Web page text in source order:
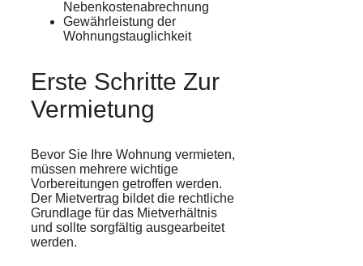
Nebenkostenabrechnung
Gewährleistung der
Wohnungstauglichkeit
Erste Schritte Zur
Vermietung
Bevor Sie Ihre Wohnung vermieten,
müssen mehrere wichtige
Vorbereitungen getroffen werden.
Der Mietvertrag bildet die rechtliche
Grundlage für das Mietverhältnis
und sollte sorgfältig ausgearbeitet
werden.